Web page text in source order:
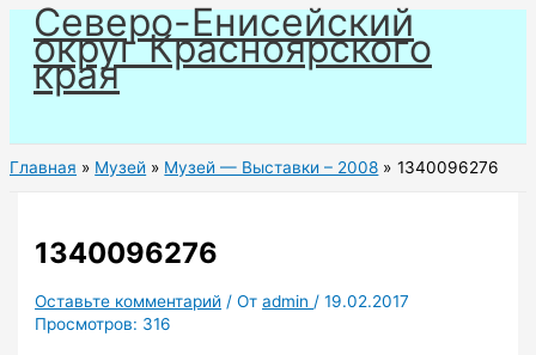
Перейти
содержимому
Северо-Енисейский
округ Красноярского
края
Главная Музей Музей — Выставки – 2008 1340096276
1340096276
Оставьте комментарий / Отadmin /19.02.2017
Просмотров: 316